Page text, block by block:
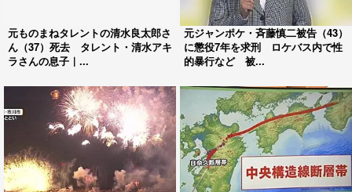
元ものまねタレントの清水良太郎さ
ん（37）死去 タレント・清水アキ
ラさんの息子｜...
元ジャンポケ・斉藤慎二被告（43）
に懲役7年を求刑 ロケバス内で性
的暴行など 被...